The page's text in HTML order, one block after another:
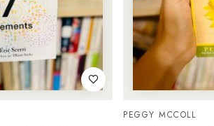
PEGGY MCCOLL